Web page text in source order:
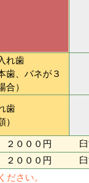
れ歯
歯、バネが３
合）
歯
）
２０００円 臼
２０００円 臼
ださい。